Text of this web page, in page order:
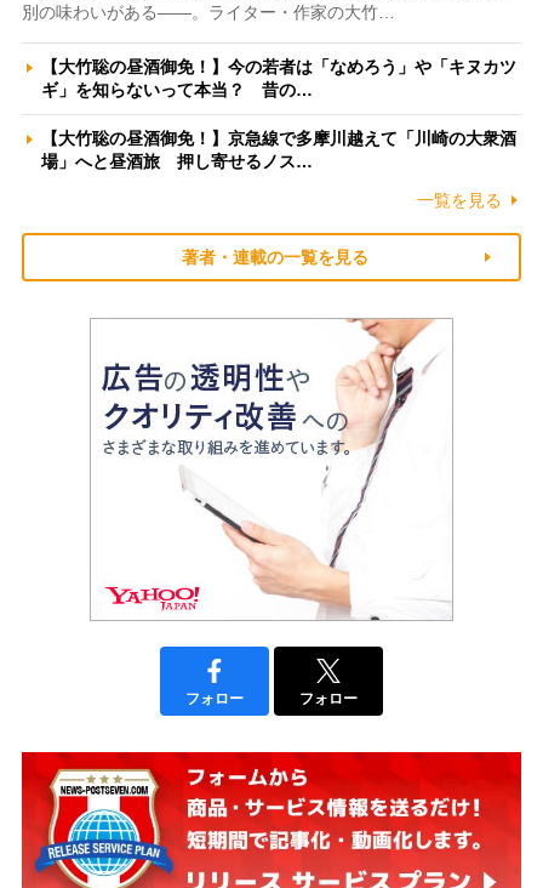
別の味わいがある――。ライター・作家の大竹…
【大竹聡の昼酒御免！】今の若者は「なめろう」や「キヌカツ
ギ」を知らないって本当？ 昔の…
【大竹聡の昼酒御免！】京急線で多摩川越えて「川崎の大衆酒
場」へと昼酒旅 押し寄せるノス…
一覧を見る
著者・連載の一覧を見る
フォロー フォロー